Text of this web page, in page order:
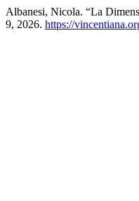
Albanesi, Nicola. “La
9, 2026. https://